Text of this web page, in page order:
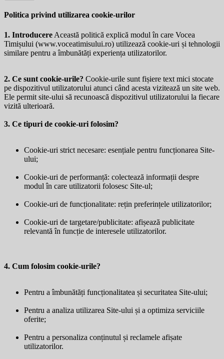
Politica privind utilizarea cookie-urilor
1. Introducere Această politică explică modul în care Vocea
Timișului (www.voceatimisului.ro) utilizează cookie-uri și tehnologii
similare pentru a îmbunătăți experiența utilizatorilor.
2. Ce sunt cookie-urile? Cookie-urile sunt fișiere text mici stocate
pe dispozitivul utilizatorului atunci când acesta vizitează un site web.
Ele permit site-ului să recunoască dispozitivul utilizatorului la fiecare
vizită ulterioară.
3. Ce tipuri de cookie-uri folosim?
Cookie-uri strict necesare: esențiale pentru funcționarea Site-
ului;
Cookie-uri de performanță: colectează informații despre
modul în care utilizatorii folosesc Site-ul;
Cookie-uri de funcționalitate: rețin preferințele utilizatorilor;
Cookie-uri de targetare/publicitate: afișează publicitate
relevantă în funcție de interesele utilizatorilor.
4. Cum folosim cookie-urile?
Pentru a îmbunătăți funcționalitatea și securitatea Site-ului;
Pentru a analiza utilizarea Site-ului și a optimiza serviciile
oferite;
Pentru a personaliza conținutul și reclamele afișate
utilizatorilor.